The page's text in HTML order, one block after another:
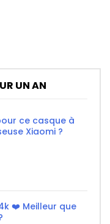
UN AN
ce casque à
Xiaomi ?
❤️ Meilleur que